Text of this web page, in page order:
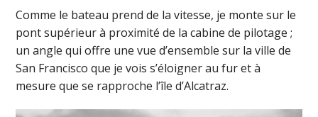
Comme le bateau prend de la vitesse, je monte sur le
pont supérieur à proximité de la cabine de pilotage ;
un angle qui offre une vue d’ensemble sur la ville de
San Francisco que je vois s’éloigner au fur et à
mesure que se rapproche l’île d’Alcatraz.